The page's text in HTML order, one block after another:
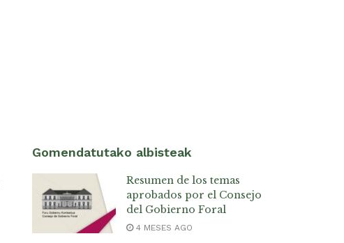
Gomendatutako albisteak
Resumen de los temas
aprobados por el Consejo
del Gobierno Foral
4 MESES AGO